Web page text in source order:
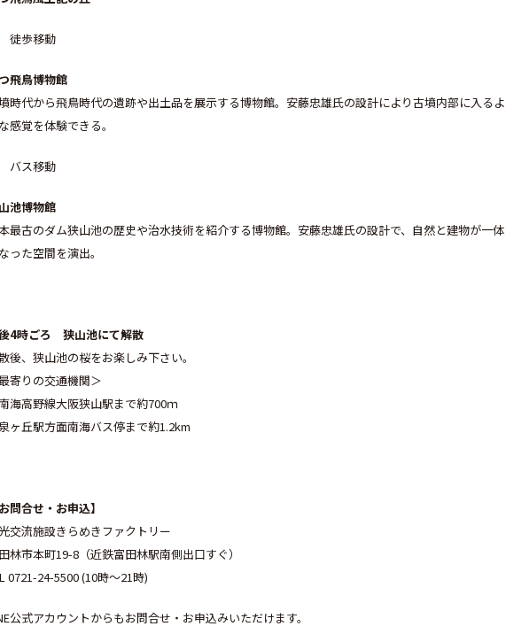
歩移動
飛鳥博物館
時代から飛鳥時代の遺跡や出土品を展示する博物館。安藤忠雄氏の設計により古墳内部に入るよ
感覚を体験できる。
ス移動
池博物館
最古のダム狭山池の歴史や治水技術を紹介する博物館。安藤忠雄氏の設計で、自然と建物が一体
った空間を演出。
4時ごろ 狭山池にて解散
後、狭山池の桜をお楽しみ下さい。
寄りの交通機関＞
海高野線大阪狭山駅まで約700ｍ
ヶ丘駅方面南海バス停まで約1.2km
お問合せ・お申込】
交流施設きらめきファクトリー
林市本町19-8（近鉄富田林駅南側出口すぐ）
0721-24-5500 (10時～21時)
公式アカウントからもお問合せ・お申込みいただけます。